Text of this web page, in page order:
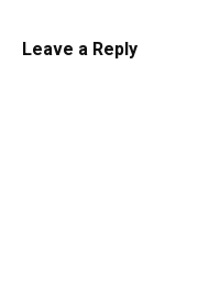
Leave a Reply